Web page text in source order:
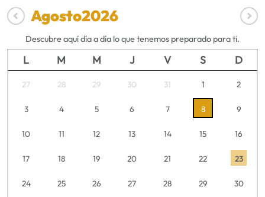
Agosto2026
Descubre aquí día a día lo que tenemos preparado para ti.
L M M J V S D
27 28 29 30 31 1 2
3 4 5 6 7 8 9
10 11 12 13 14 15 16
17 18 19 20 21 22 23
24 25 26 27 28 29 30